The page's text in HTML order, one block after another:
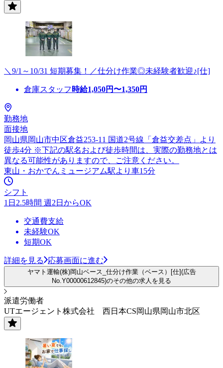
＼9/1～10/31 短期募集！／仕分け作業◎未経験者歓迎♪[仕]
倉庫スタッフ 時給1,050円〜1,350円
勤務地
面接地
岡山県岡山市中区倉益253-11 国道2号線「倉益交差点」より
徒歩4分 ※下記の駅名および徒歩時間は、実際の勤務地とは
異なる可能性がありますので、ご注意ください。
東山・おかでんミュージアム駅より車15分
シフト
1日2.5時間 週2日からOK
交通費支給
未経験OK
短期OK
詳細を見る 応募画面に進む
ヤマト運輸(株)岡山ベース_仕分け作業（ベース）[仕](広告
No.Y00000612845)のその他の求人を見る
派遣労働者
UTエージェント株式会社 西日本CS岡山県岡山市北区